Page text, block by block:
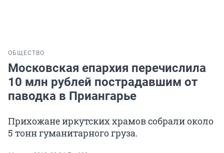
ОБЩЕСТВО
Московская епархия перечислила
10 млн рублей пострадавшим от
паводка в Приангарье
Прихожане иркутских храмов собрали около
5 тонн гуманитарного груза.